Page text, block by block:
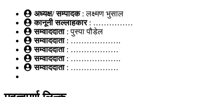
अध्यक्ष/ सम्पादक: लक्ष्मण भुसाल
कानूनी सल्लाहकार : ……………
सम्वाददाता: पुस्पा पौडेल
सम्वाददाता : ……………….
सम्वाददाता: ………………
सम्वाददाता: ……………….
सम्वाददाता: ………………